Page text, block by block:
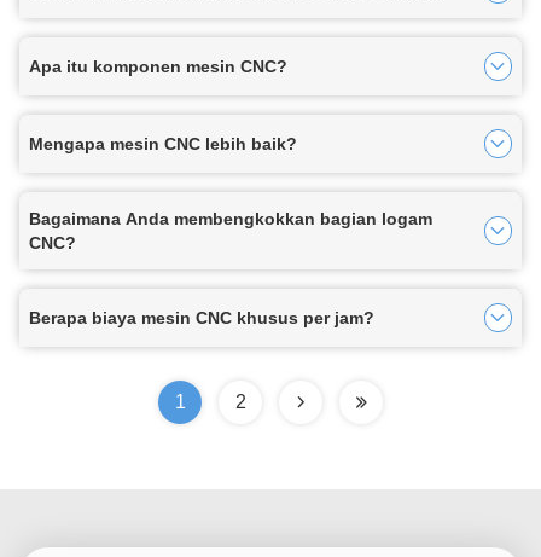
Apa itu komponen mesin CNC?
Mengapa mesin CNC lebih baik?
Bagaimana Anda membengkokkan bagian logam
CNC?
Berapa biaya mesin CNC khusus per jam?
1 2